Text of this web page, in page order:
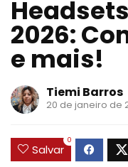
2026:
e mais!
Tiemi Barros
20 de janeiro de
Salvar
0